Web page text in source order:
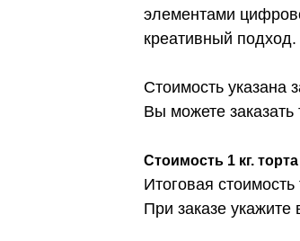
элементами
креативный подход.
Стоимость указана
Вы можете заказать
Стоимость 1 кг.
Итоговая
При заказе